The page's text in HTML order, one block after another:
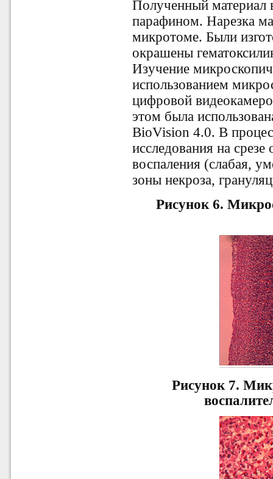
Полученный материал
парафином. Нарезка
микротоме. Были
окрашены
Изучение
использованием
цифровой
этом была
BioVision 4.0. В
исследования на
воспаления (слабая,
зоны некроза,
Рисунок 6.
Рисунок 7.